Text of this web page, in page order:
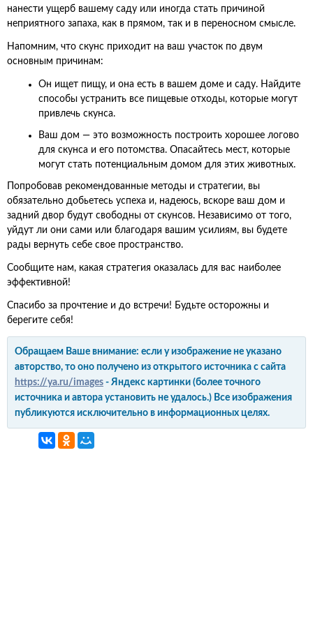
нанести ущерб вашему саду или иногда стать причиной
неприятного запаха, как в прямом, так и в переносном смысле.
Напомним, что скунс приходит на ваш участок по двум
основным причинам:
Он ищет пищу, и она есть в вашем доме и саду. Найдите
способы устранить все пищевые отходы, которые могут
привлечь скунса.
Ваш дом — это возможность построить хорошее логово
для скунса и его потомства. Опасайтесь мест, которые
могут стать потенциальным домом для этих животных.
Попробовав рекомендованные методы и стратегии, вы
обязательно добьетесь успеха и, надеюсь, вскоре ваш дом и
задний двор будут свободны от скунсов. Независимо от того,
уйдут ли они сами или благодаря вашим усилиям, вы будете
рады вернуть себе свое пространство.
Сообщите нам, какая стратегия оказалась для вас наиболее
эффективной!
Спасибо за прочтение и до встречи! Будьте осторожны и
берегите себя!
Обращаем Ваше внимание: если у изображение не указано
авторство, то оно получено из открытого источника с сайта
https://ya.ru/images - Яндекс картинки (более точного
источника и автора установить не удалось.) Все изображения
публикуются исключительно в информационных целях.